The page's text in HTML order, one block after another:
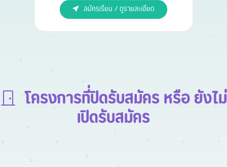
สมัครเรียน / ดูรายละเอียด
โครงการที่ปิดรับสมัคร หรือ ยังไม่
เปิดรับสมัคร